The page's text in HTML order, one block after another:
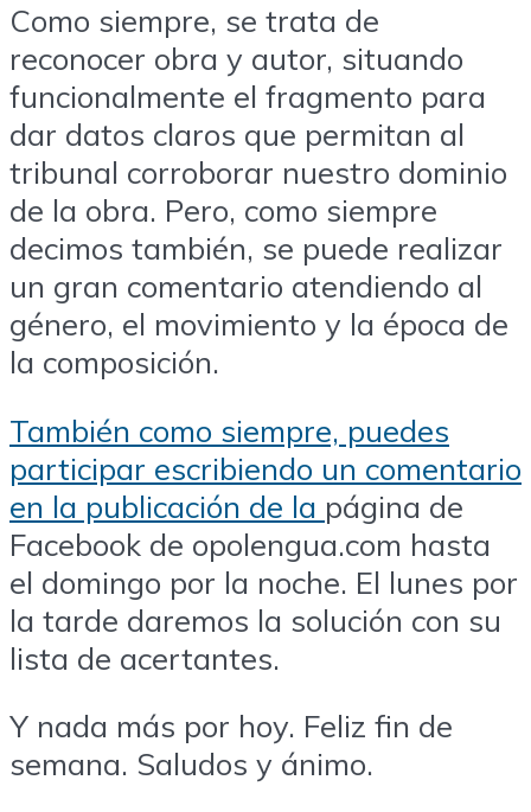
Como siempre, se trata de
reconocer obra y autor, situando
funcionalmente el fragmento para
dar datos claros que permitan al
tribunal corroborar nuestro dominio
de la obra. Pero, como siempre
decimos también, se puede realizar
un gran comentario atendiendo al
género, el movimiento y la época de
la composición.
También como siempre, puedes
participar escribiendo un comentario
en la publicación de la página de
Facebook de opolengua.com hasta
el domingo por la noche. El lunes por
la tarde daremos la solución con su
lista de acertantes.
Y nada más por hoy. Feliz fin de
semana. Saludos y ánimo.